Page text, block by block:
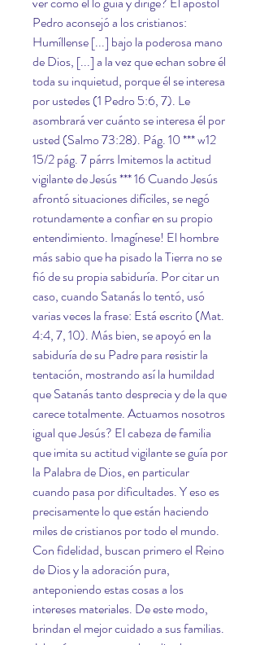
Pedro aconsejó a los cristianos:
Humíllense [...] bajo la poderosa mano
de Dios, [...] a la vez que echan sobre él
toda su inquietud, porque él se interesa
por ustedes (1 Pedro 5:6, 7). Le
asombrará ver cuánto se interesa él por
usted (Salmo 73:28). Pág. 10 *** w12
15/2 pág. 7 párrs Imitemos la actitud
vigilante de Jesús *** 16 Cuando Jesús
afrontó situaciones difíciles, se negó
rotundamente a confiar en su propio
entendimiento. Imagínese! El hombre
más sabio que ha pisado la Tierra no se
fió de su propia sabiduría. Por citar un
caso, cuando Satanás lo tentó, usó
varias veces la frase: Está escrito (Mat.
4:4, 7, 10). Más bien, se apoyó en la
sabiduría de su Padre para resistir la
tentación, mostrando así la humildad
que Satanás tanto desprecia y de la que
carece totalmente. Actuamos nosotros
igual que Jesús? El cabeza de familia
que imita su actitud vigilante se guía por
la Palabra de Dios, en particular
cuando pasa por dificultades. Y eso es
precisamente lo que están haciendo
miles de cristianos por todo el mundo.
Con fidelidad, buscan primero el Reino
de Dios y la adoración pura,
anteponiendo estas cosas a los
intereses materiales. De este modo,
brindan el mejor cuidado a sus familias.